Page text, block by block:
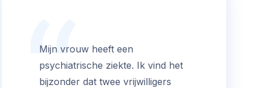
Mijn vrouw heeft een
psychiatrische ziekte. Ik vind het
bijzonder dat twee vrijwilligers